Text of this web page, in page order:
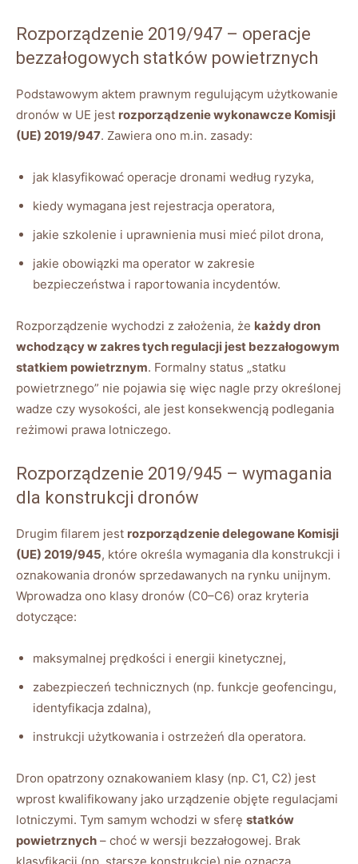
Rozporządzenie 2019/947 – operacje
bezzałogowych statków powietrznych
Podstawowym aktem prawnym regulującym użytkowanie
dronów w UE jest rozporządzenie wykonawcze Komisji
(UE) 2019/947. Zawiera ono m.in. zasady:
jak klasyfikować operacje dronami według ryzyka,
kiedy wymagana jest rejestracja operatora,
jakie szkolenie i uprawnienia musi mieć pilot drona,
jakie obowiązki ma operator w zakresie
bezpieczeństwa i raportowania incydentów.
Rozporządzenie wychodzi z założenia, że każdy dron
wchodzący w zakres tych regulacji jest bezzałogowym
statkiem powietrznym. Formalny status „statku
powietrznego” nie pojawia się więc nagle przy określonej
wadze czy wysokości, ale jest konsekwencją podlegania
reżimowi prawa lotniczego.
Rozporządzenie 2019/945 – wymagania
dla konstrukcji dronów
Drugim filarem jest rozporządzenie delegowane Komisji
(UE) 2019/945, które określa wymagania dla konstrukcji i
oznakowania dronów sprzedawanych na rynku unijnym.
Wprowadza ono klasy dronów (C0–C6) oraz kryteria
dotyczące:
maksymalnej prędkości i energii kinetycznej,
zabezpieczeń technicznych (np. funkcje geofencingu,
identyfikacja zdalna),
instrukcji użytkowania i ostrzeżeń dla operatora.
Dron opatrzony oznakowaniem klasy (np. C1, C2) jest
wprost kwalifikowany jako urządzenie objęte regulacjami
lotniczymi. Tym samym wchodzi w sferę statków
powietrznych – choć w wersji bezzałogowej. Brak